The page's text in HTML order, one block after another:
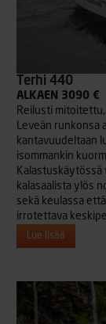
Terhi 440
ALKAEN 3090 €
Reilusti
Leveän runkonsa
kantavuudeltaan
isommankin
Kalastuskäytössä
kalasaalista ylös
sekä keulassa
irrotettava
Lue lisää